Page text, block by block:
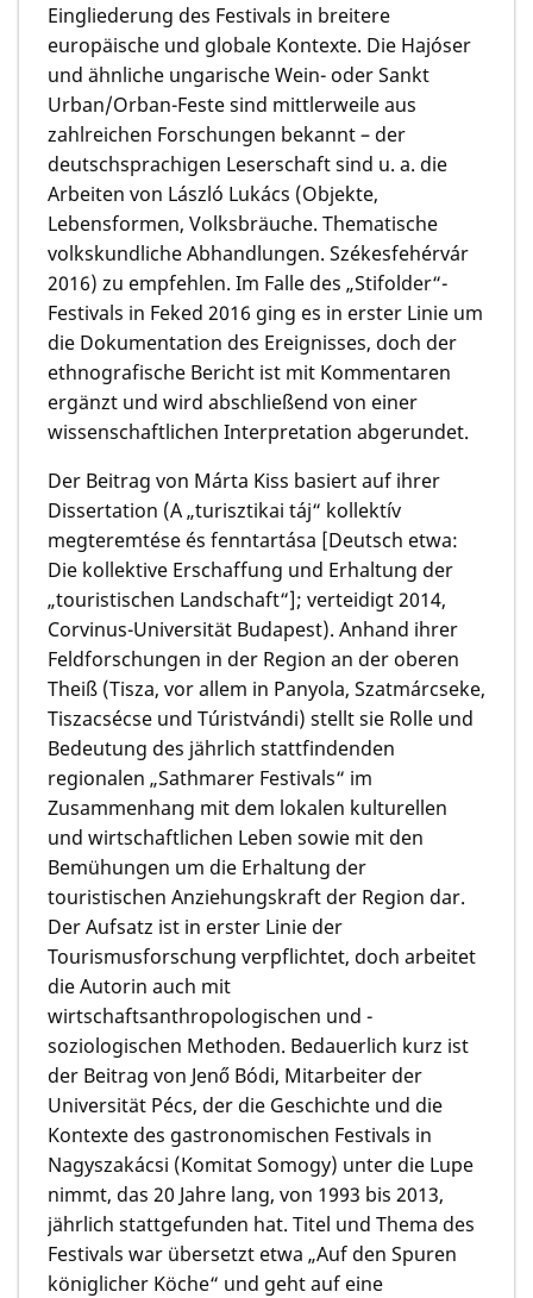
Eingliederung des Festivals in breitere
europäische und globale Kontexte. Die Hajóser
und ähnliche ungarische Wein- oder Sankt
Urban/Orban-Feste sind mittlerweile aus
zahlreichen Forschungen bekannt – der
deutschsprachigen Leserschaft sind u. a. die
Arbeiten von László Lukács (Objekte,
Lebensformen, Volksbräuche. Thematische
volkskundliche Abhandlungen. Székesfehérvár
2016) zu empfehlen. Im Falle des „Stifolder“-
Festivals in Feked 2016 ging es in erster Linie um
die Dokumentation des Ereignisses, doch der
ethnografische Bericht ist mit Kommentaren
ergänzt und wird abschließend von einer
wissenschaftlichen Interpretation abgerundet.
Der Beitrag von Márta Kiss basiert auf ihrer
Dissertation (A „turisztikai táj“ kollektív
megteremtése és fenntartása [Deutsch etwa:
Die kollektive Erschaffung und Erhaltung der
„touristischen Landschaft“]; verteidigt 2014,
Corvinus-Universität Budapest). Anhand ihrer
Feldforschungen in der Region an der oberen
Theiß (Tisza, vor allem in Panyola, Szatmárcseke,
Tiszacsécse und Túristvándi) stellt sie Rolle und
Bedeutung des jährlich stattfindenden
regionalen „Sathmarer Festivals“ im
Zusammenhang mit dem lokalen kulturellen
und wirtschaftlichen Leben sowie mit den
Bemühungen um die Erhaltung der
touristischen Anziehungskraft der Region dar.
Der Aufsatz ist in erster Linie der
Tourismusforschung verpflichtet, doch arbeitet
die Autorin auch mit
wirtschaftsanthropologischen und -
soziologischen Methoden. Bedauerlich kurz ist
der Beitrag von Jenő Bódi, Mitarbeiter der
Universität Pécs, der die Geschichte und die
Kontexte des gastronomischen Festivals in
Nagyszakácsi (Komitat Somogy) unter die Lupe
nimmt, das 20 Jahre lang, von 1993 bis 2013,
jährlich stattgefunden hat. Titel und Thema des
Festivals war übersetzt etwa „Auf den Spuren
königlicher Köche“ und geht auf eine